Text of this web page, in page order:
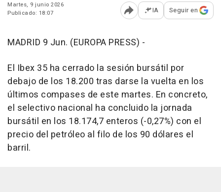
Martes, 9 junio 2026
Publicado: 18:07
Abrir opciones para
IA Seguir en
MADRID 9 Jun. (EUROPA PRESS) -
El Ibex 35 ha cerrado la sesión bursátil por
debajo de los 18.200 tras darse la vuelta en los
últimos compases de este martes. En concreto,
el selectivo nacional ha concluido la jornada
bursátil en los 18.174,7 enteros (-0,27%) con el
precio del petróleo al filo de los 90 dólares el
barril.